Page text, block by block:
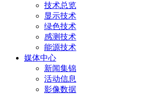
技术总览
显示技术
绿色技术
感测技术
能源技术
媒体中心
新闻集锦
活动信息
影像数据